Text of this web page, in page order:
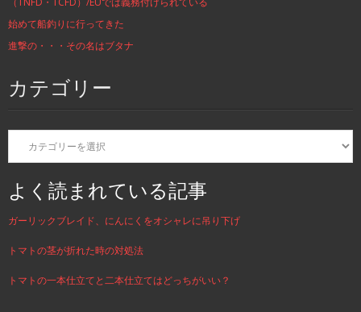
始めて船釣りに行ってきた
進撃の・・・その名はブタナ
カテゴリー
カ
ゴ
リ
ー
よく読まれている記事
ガーリックブレイド、にんにくをオシャレに吊り下げ
トマトの茎が折れた時の対処法
トマトの一本仕立てと二本仕立てはどっちがいい？